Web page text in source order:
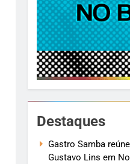
Destaques
Gastro Samba
Gustavo Lins em